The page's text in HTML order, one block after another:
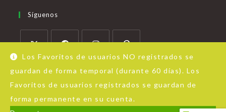
Los Favoritos de usuarios NO registrados se
guardan de forma temporal (durante 60 días). Los
Favoritos de usuarios registrados se guardan de
forma permanente en su cuenta.
Síguenos
Acerca de Almacén de Cuentos Aviso Legal